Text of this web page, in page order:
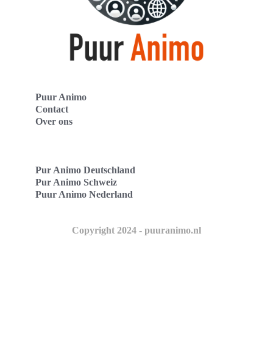
Puur Animo
Contact
Over ons
Pur Animo Deutschland
Pur Animo Schweiz
Puur Animo Nederland
Copyright 2024 - puuranimo.nl